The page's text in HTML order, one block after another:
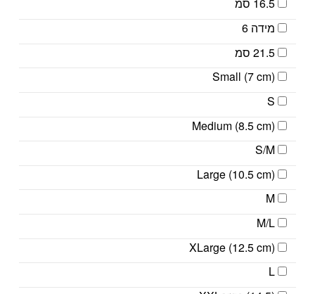
16.5 סמ
מידה 6
21.5 סמ
Small (7 cm)
S
Medium (8.5 cm)
S/M
Large (10.5 cm)
M
M/L
XLarge (12.5 cm)
L